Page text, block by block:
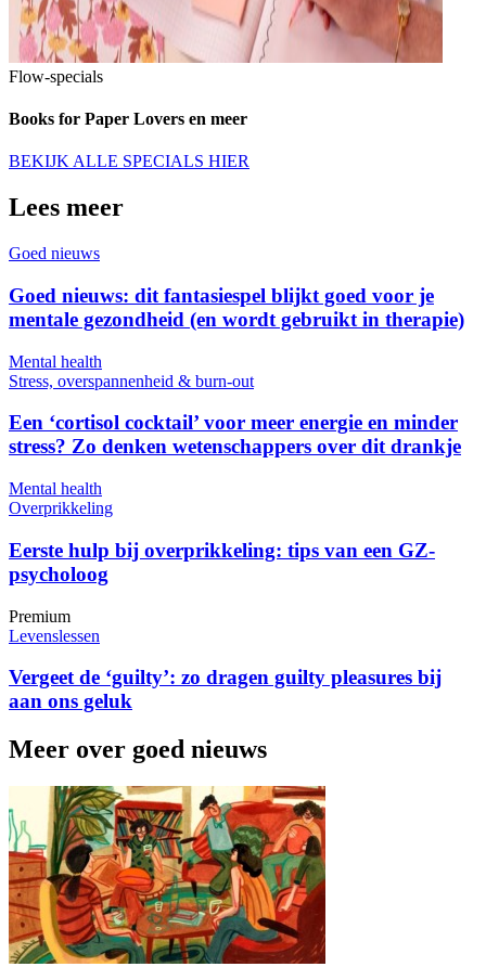
Flow-specials
Books for Paper Lovers en meer
BEKIJK ALLE SPECIALS HIER
Lees meer
Goed nieuws
Goed nieuws: dit fantasiespel blijkt goed voor je
mentale gezondheid (en wordt gebruikt in therapie)
Mental health
Stress, overspannenheid & burn-out
Een ‘cortisol cocktail’ voor meer energie en minder
stress? Zo denken wetenschappers over dit drankje
Mental health
Overprikkeling
Eerste hulp bij overprikkeling: tips van een GZ-
psycholoog
Premium
Levenslessen
Vergeet de ‘guilty’: zo dragen guilty pleasures bij
aan ons geluk
Meer over goed nieuws